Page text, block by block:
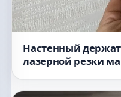
Настенный
лазерной резки